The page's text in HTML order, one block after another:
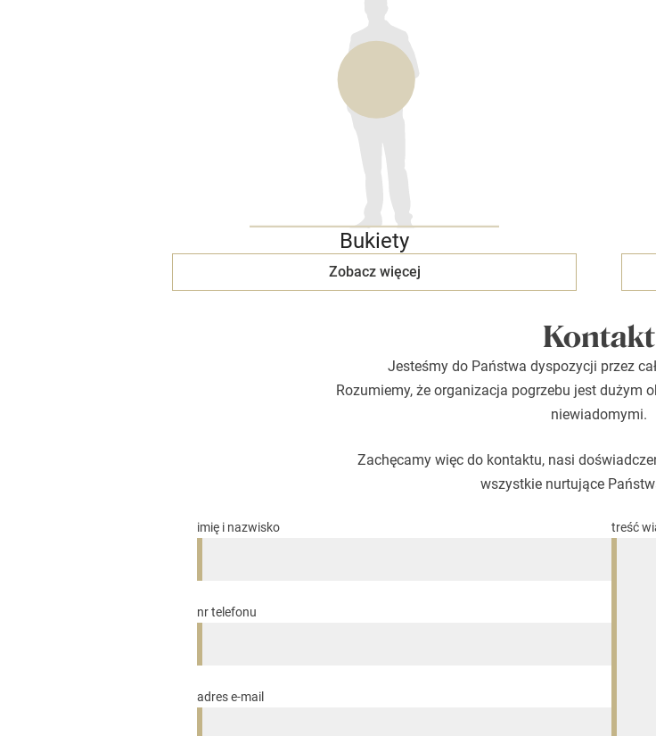
Bukiety
Zobacz więcej
Kontakt
Jesteśmy do Państwa dyspozycji przez
Rozumiemy, że organizacja pogrzebu jest dużym
niewiadomymi.
Zachęcamy więc do kontaktu, nasi
wszystkie nurtujące
imię i nazwisko
nr telefonu
adres e-mail
treść